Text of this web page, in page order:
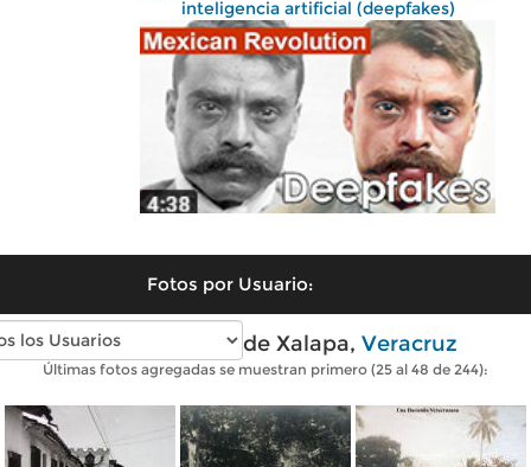
inteligencia artificial (deepfakes)
Fotos por Usuario:
Fotos antiguas de Xalapa, Veracruz
Últimas fotos agregadas se muestran primero (25 al 48 de 244):